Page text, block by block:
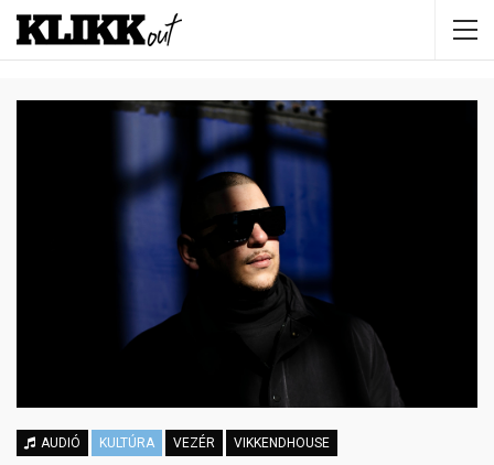
AUDIÓ KULTÚRA VEZÉR VIKKENDHOUSE